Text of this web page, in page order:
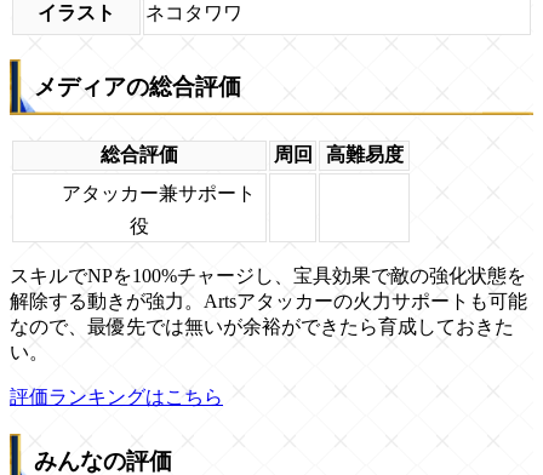
イラスト
ネコタワワ
メディアの総合評価
総合評価 周回
高難易度
アタッカー兼サポート
役
スキルでNPを100%チャージし、宝具効果で敵の強化状態を
解除する動きが強力。Artsアタッカーの火力サポートも可能
なので、最優先では無いが余裕ができたら育成しておきた
い。
評価ランキングはこちら
みんなの評価